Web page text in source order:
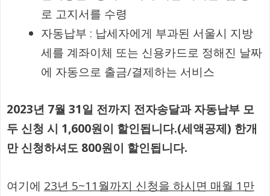
로 고지서를 수령
자동납부 : 납세자에게 부과된 서울시 지방
세를 계좌이체 또는 신용카드로 정해진 날짜
에 자동으로 출금/결제하는 서비스
2023년 7월 31일 전까지 전자송달과 자동납부 모
두 신청 시 1,600원이 할인됩니다.(세액공제) 한개
만 신청하셔도 800원이 할인됩니다.
여기에 23년 5~11월까지 신청을 하시면 매월 1만